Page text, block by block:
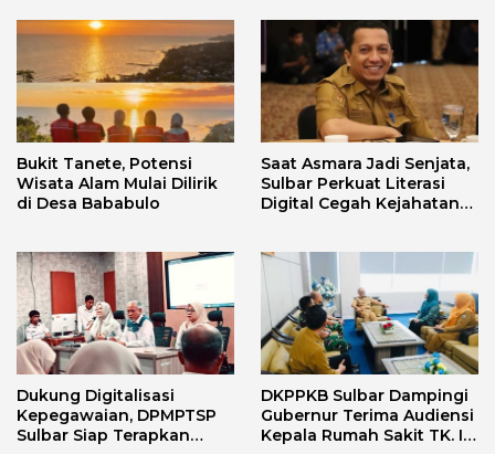
Bukit Tanete, Potensi
Wisata Alam Mulai Dilirik
di Desa Bababulo
Saat Asmara Jadi Senjata,
Sulbar Perkuat Literasi
Digital Cegah Kejahatan
Dukung Digitalisasi
Kepegawaian, DPMPTSP
Sulbar Siap Terapkan
DKPPKB Sulbar Dampingi
Gubernur Terima Audiensi
Kepala Rumah Sakit TK. III